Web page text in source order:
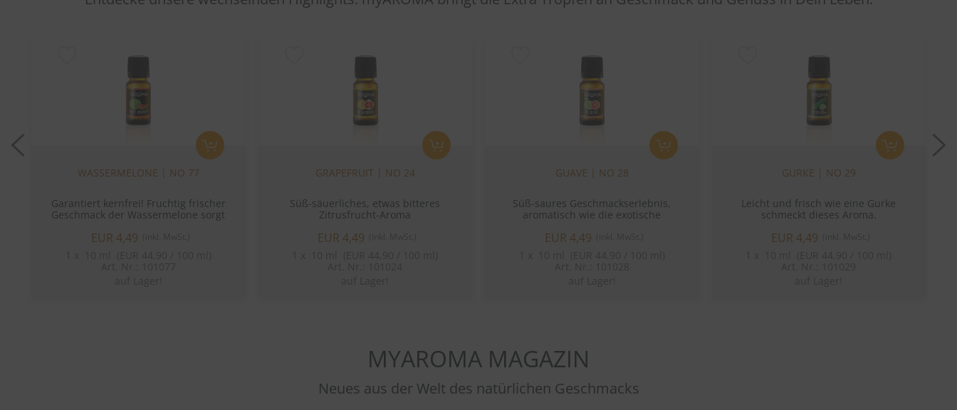
WASSERMELONE | NO 77
Garantiert kernfrei! Fruchtig frischer
Geschmack der Wassermelone sorgt
von Sommer!
EUR 4,49
GRAPEFRUIT | NO 24
Süß-säuerliches, etwas bitteres
Zitrusfrucht-Aroma
EUR 4,49
GUAVE | NO 28
Süß-saures Geschmackserlebnis,
aromatisch wie die exotische
EUR 4,49
GURKE | NO 29
Leicht und frisch wie eine Gurke
schmeckt dieses Aroma.
EUR 4,49
MYAROMA MAGAZIN
Neues aus der Welt des natürlichen Geschmacks